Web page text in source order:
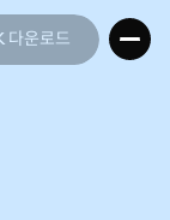
다운로드